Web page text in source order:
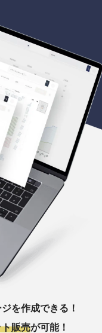
を作成できる！
販売が可能！